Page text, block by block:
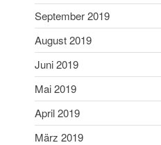
September 2019
August 2019
Juni 2019
Mai 2019
April 2019
März 2019